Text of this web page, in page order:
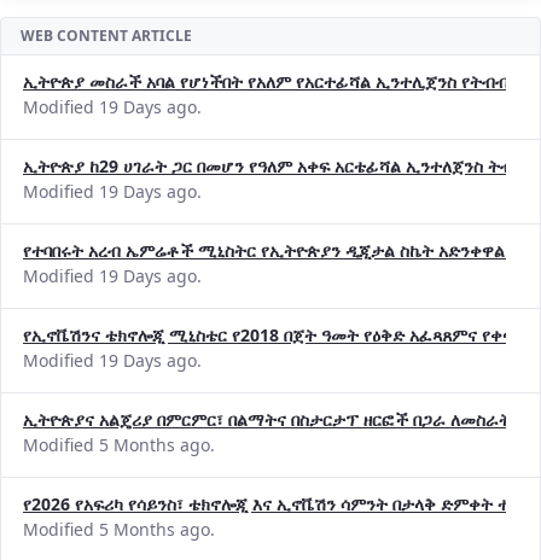
WEB CONTENT ARTICLE
ኢትዮጵያ መስራች አባል የሆነችበት የአለም የአርተፊሻል ኢንተሊጀንስ የትብብር
Modified 19 Days ago.
ኢትዮጵያ ከ29 ሀገራት ጋር በመሆን የዓለም አቀፍ አርቴፊሻል ኢንተለጀንስ
Modified 19 Days ago.
የተባበሩት አረብ ኤምሬቶች ሚኒስትር የኢትዮጵያን ዲጂታል ስኬት አድንቀዋል
Modified 19 Days ago.
የኢኖቬሽንና ቴክኖሎጂ ሚኒስቴር የ2018 በጀት ዓመት የዕቅድ አፈጻጸምና
Modified 19 Days ago.
ኢትዮጵያና አልጄሪያ በምርምር፣ በልማትና በስታርታፕ ዘርፎች በጋራ ለመስራት
Modified 5 Months ago.
የ2026 የአፍሪካ የሳይንስ፣ ቴክኖሎጂ እና ኢኖቬሽን ሳምንት በታላቅ ድምቀት
Modified 5 Months ago.